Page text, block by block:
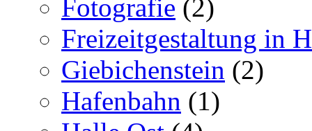
Fotografie (2)
Freizeitgestaltung in
Giebichenstein (2)
Hafenbahn (1)